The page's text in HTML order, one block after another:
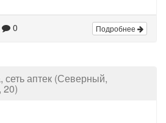
0 Подробнее
сеть аптек (Северный,
20)